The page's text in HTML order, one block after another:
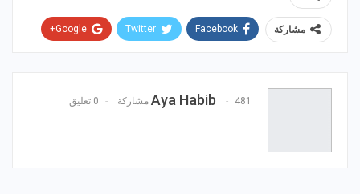
مشاركة Facebook
Twitter
Google+
Aya Habib 481 مشاركة 0 تعليق